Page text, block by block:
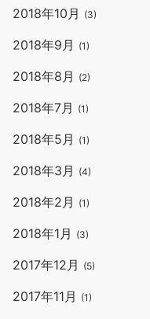
2018年10月 (3)
2018年9月 (1)
2018年8月 (2)
2018年7月 (1)
2018年5月 (1)
2018年3月 (4)
2018年2月 (1)
2018年1月 (3)
2017年12月 (5)
2017年11月 (1)